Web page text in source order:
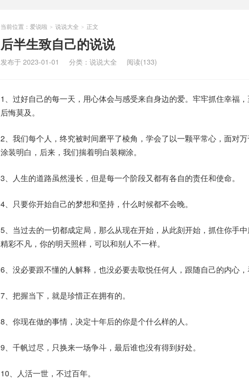
当前位置： 爱说啦 > 说说大全 > 正文
后半生致自己的说说
发布于 2023-01-01 分类： 说说大全 阅读(133)
1、过好自己的每一天，用心体会与感受来自身边的爱。牢牢抓住幸福
后悔莫及。
2、我们每个人，终究被时间磨平了棱角，学会了以一颗平常心，面对
涂装明白，后来，我们揣着明白装糊涂。
3、人生的道路虽然漫长，但是每一个阶段又都有各自的责任和使命。
4、只要你开始自己的梦想和坚持，什么时候都不会晚。
5、当过去的一切都成定局，那么从现在开始，从此刻开始，抓住你手
精彩不凡，你的明天照样，可以和别人不一样。
6、没必要跟不懂的人解释，也没必要去取悦任何人，跟随自己的内心，
7、把握当下，就是珍惜正在拥有的。
8、你现在做的事情，决定十年后的你是个什么样的人。
9、千帆过尽，只换来一场争斗，最后谁也没有得到好处。
10、人活一世，不过百年。